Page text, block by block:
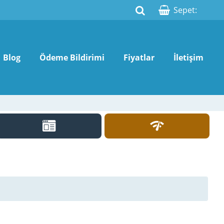
Sepet:
Blog Ödeme Bildirimi Fiyatlar İletişim